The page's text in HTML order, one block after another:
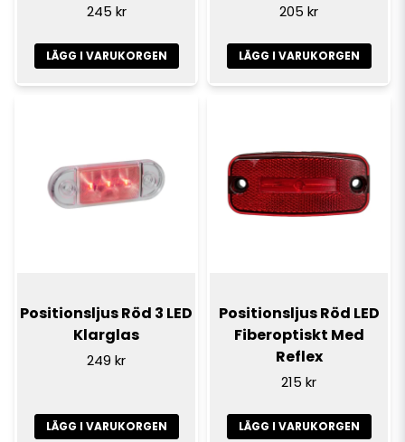
245 kr
LÄGG I VARUKORGEN
205 kr
LÄGG I VARUKORGEN
Positionsljus Röd 3 LED
Klarglas
249 kr
LÄGG I VARUKORGEN
Positionsljus Röd LED
Fiberoptiskt Med
Reflex
215 kr
LÄGG I VARUKORGEN